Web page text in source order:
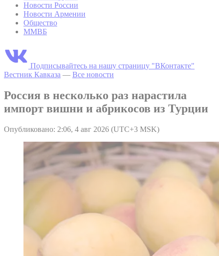
Новости России
Новости Армении
Общество
ММВБ
Подписывайтесь на нашу страницу "ВКонтакте"
Вестник Кавказа — Все новости
Россия в несколько раз нарастила
импорт вишни и абрикосов из Турции
Опубликовано: 2:06, 4 авг 2026 (UTC+3 MSK)